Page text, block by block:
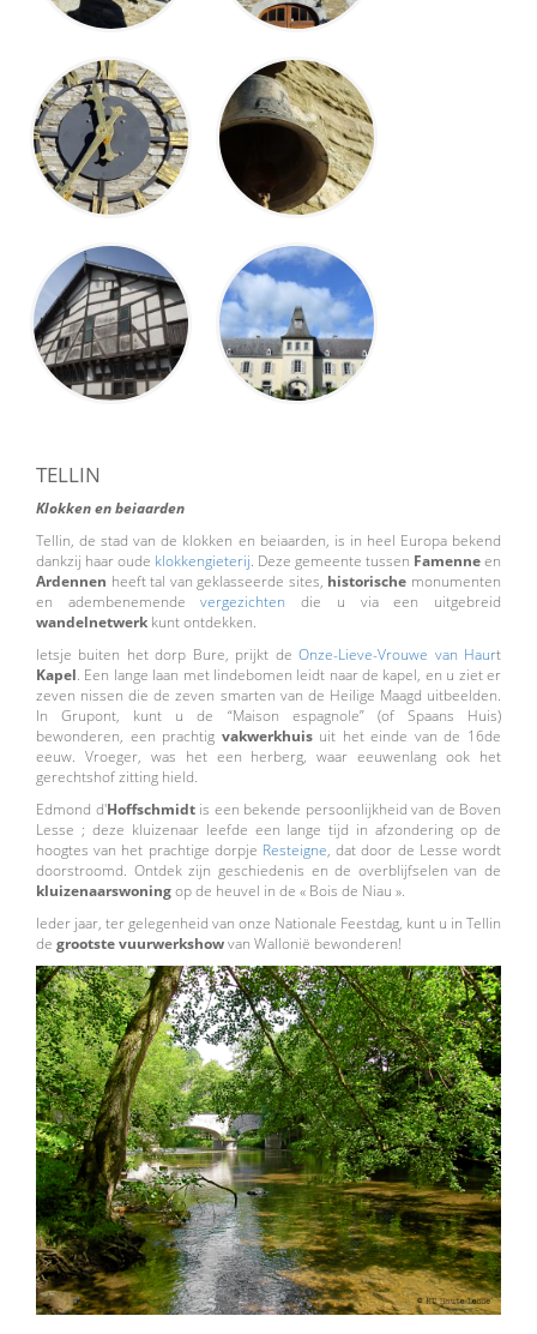
TELLIN
Klokken en beiaarden
Tellin, de stad van de klokken en beiaarden, is in heel Europa bekend
dankzij haar oude klokkengieterij. Deze gemeente tussen Famenneen
Ardennen heeft tal van geklasseerde sites, historische monumenten
en adembenemendevergezichtendie u via een uitgebreid
wandelnetwerk kunt ontdekken.
Ietsje buiten het dorp Bure, prijkt deOnze-Lieve-Vrouwe van Haurt
Kapel. Een lange laan met lindebomen leidt naar de kapel, en u ziet er
zeven nissen die de zeven smarten van de Heilige Maagd uitbeelden.
In Grupont, kunt u de “Maison espagnole” (of Spaans Huis)
bewonderen, een prachtig vakwerkhuis uit het einde van de 16de
eeuw. Vroeger, was het een herberg, waar eeuwenlang ook het
gerechtshof zitting hield.
Edmond d'Hoffschmidt is een bekende persoonlijkheid van de Boven
Lesse ; deze kluizenaar leefde een lange tijd in afzondering op de
hoogtes van het prachtige dorpje Resteigne, dat door de Lesse wordt
doorstroomd. Ontdek zijn geschiedenis en de overblijfselen van de
kluizenaarswoningop de heuvel in de « Bois de Niau ».
Ieder jaar, ter gelegenheid van onze Nationale Feestdag, kunt u in Tellin
de grootste vuurwerkshowvan Wallonië bewonderen!